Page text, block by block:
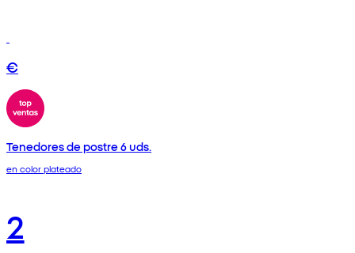
€
Tenedores de postre 6 uds.
en color plateado
2